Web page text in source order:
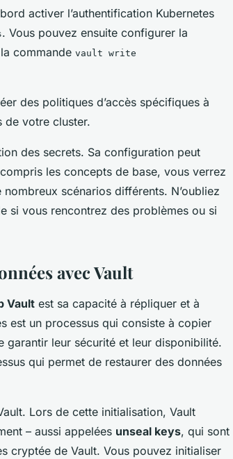
activer l’authentification Kubernetes
. Vous pouvez ensuite configurer la
commande vault write
des politiques d’accès spécifiques à
de votre cluster.
des secrets. Sa configuration peut
les concepts de base, vous verrez
scénarios différents. N’oubliez
si vous rencontrez des problèmes ou si
avec Vault
Vault est sa capacité à répliquer et à
est un processus qui consiste à copier
garantir leur sécurité et leur disponibilité.
qui permet de restaurer des données
Lors de cette initialisation, Vault
– aussi appelées unseal keys, qui sont
cryptée de Vault. Vous pouvez initialiser